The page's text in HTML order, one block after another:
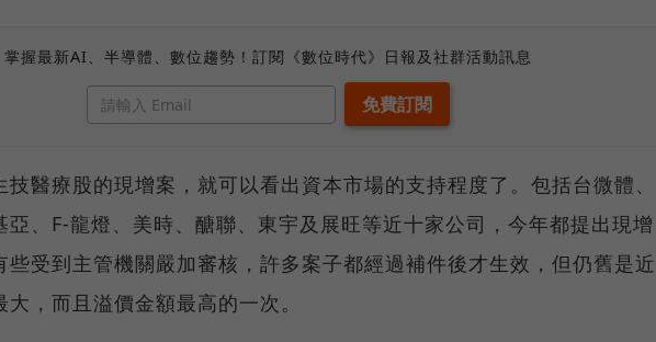
掌握最新AI、半導體、數位趨勢！訂閱《數位時代》日報及社群活動訊息
醫療股的現增案，就可以看出資本市場的支持程度了。包括台微體、
亞、F-龍燈、美時、醣聯、東宇及展旺等近十家公司，今年都提出現增
些受到主管機關嚴加審核，許多案子都經過補件後才生效，但仍舊是近
，而且溢價金額最高的一次。